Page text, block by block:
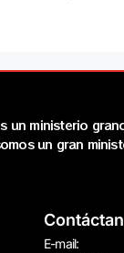
un ministerio
un gran
E-mail: